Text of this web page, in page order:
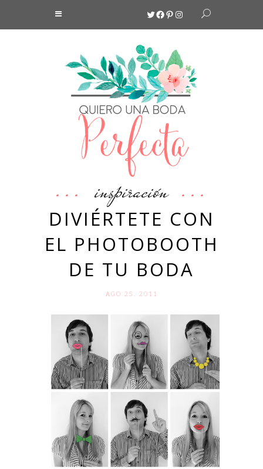
Twitter
Facebook
Pinterest
Instagram
inspiración
DIVIÉRTETE CON
EL PHOTOBOOTH
DE TU BODA
AGO 25. 2011